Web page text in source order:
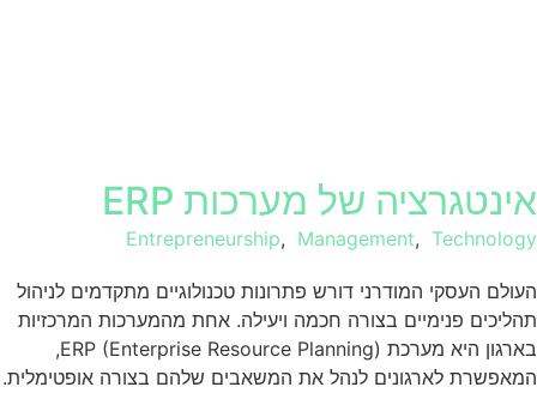
אינטגרציה של מערכות ERP
Entrepreneurship, Management, Technology
העולם העסקי המודרני דורש פתרונות טכנולוגיים מתקדמים לניהול
תהליכים פנימיים בצורה חכמה ויעילה. אחת מהמערכות המרכזיות
בארגון היא מערכת ERP (Enterprise Resource Planning),
המאפשרת לארגונים לנהל את המשאבים שלהם בצורה אופטימלית.